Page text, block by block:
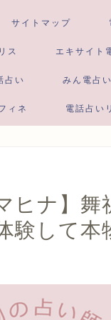
サイトマップ
ス エキサイト
占い みん電占い
ィネ 電話占い
ヒナ】
験して